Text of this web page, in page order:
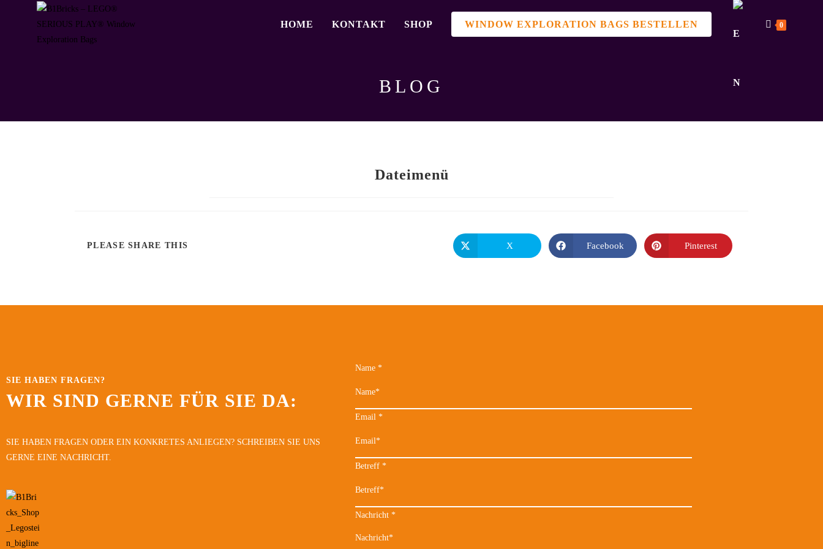
HOME KONTAKT SHOP WINDOW EXPLORATION BAGS BESTELLEN 0
BLOG
Dateimenü
PLEASE SHARE THIS X Facebook Pinterest
SIE HABEN FRAGEN?
WIR SIND GERNE FÜR SIE DA:
SIE HABEN FRAGEN ODER EIN KONKRETES ANLIEGEN? SCHREIBEN SIE UNS
GERNE EINE NACHRICHT.
Name *
Email *
Betreff *
Nachricht *